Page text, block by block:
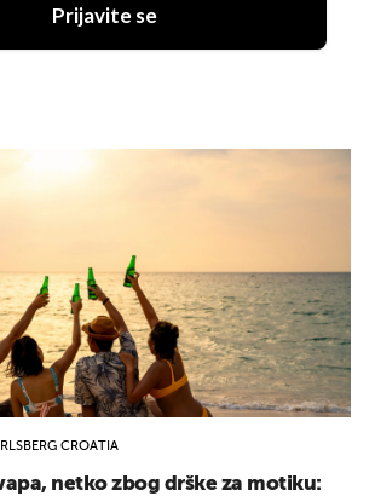
Prijavite se
CROATIA
netko zbog drške za motiku: